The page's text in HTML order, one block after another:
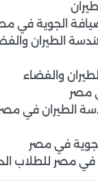
الجوية في
الطيران
والفضاء
مصر
الطيران في
في مصر
في مصر للطلاب